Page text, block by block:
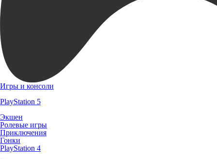
Игры и консоли
PlayStation 5
Экшен
Ролевые игры
Приключения
Гонки
PlayStation 4